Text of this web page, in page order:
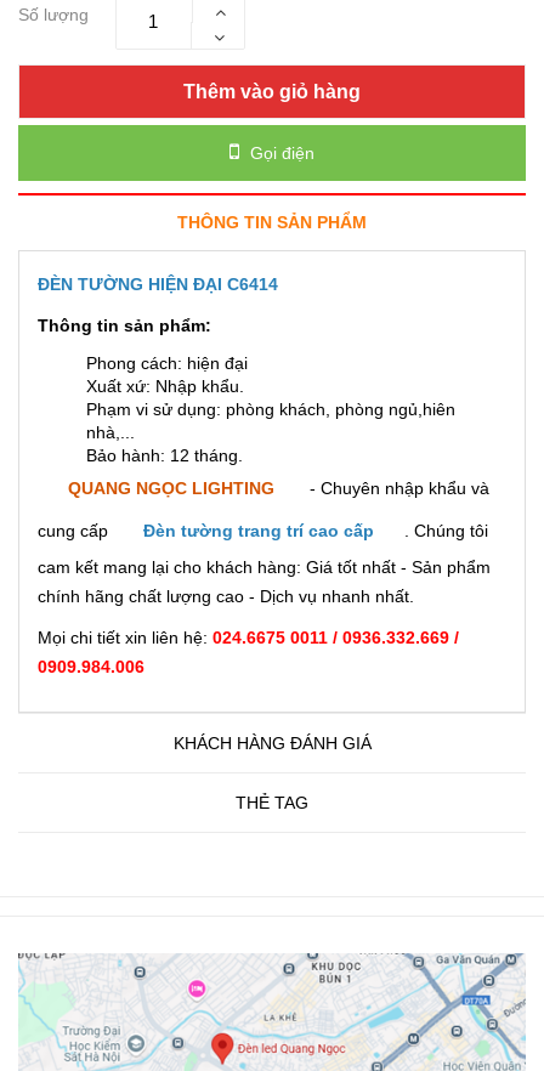
Số lượng
Thêm vào giỏ hàng
Gọi điện
THÔNG TIN SẢN PHẨM
ĐÈN TƯỜNG HIỆN ĐẠI C6414
Thông tin sản phẩm:
Phong cách: hiện đại
Xuất xứ: Nhập khẩu.
Phạm vi sử dụng: phòng khách, phòng ngủ,hiên
nhà,...
Bảo hành: 12 tháng.
QUANG NGỌC LIGHTING
- Chuyên nhập khẩu và
cung cấp Đèn tường trang trí cao cấp
. Chúng tôi
cam kết mang lại cho khách hàng: Giá tốt nhất - Sản phẩm
chính hãng chất lượng cao - Dịch vụ nhanh nhất.
Mọi chi tiết xin liên hệ: 024.6675 0011 / 0936.332.669 /
0909.984.006
KHÁCH HÀNG ĐÁNH GIÁ
THẺ TAG